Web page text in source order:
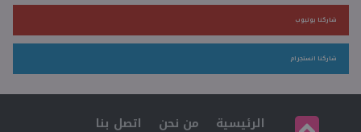
شاركنا يوتيوب
شاركنا انستجرام
الرئيسية من نحن اتصل بنا